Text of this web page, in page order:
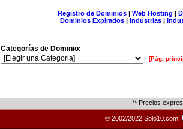
Registro de Dominios| Web Hosting |
Dominios Expirados | Industrias |
Categorías de Dominio:
[Pág.
** Precios
© 2002/2022 Solo10.com